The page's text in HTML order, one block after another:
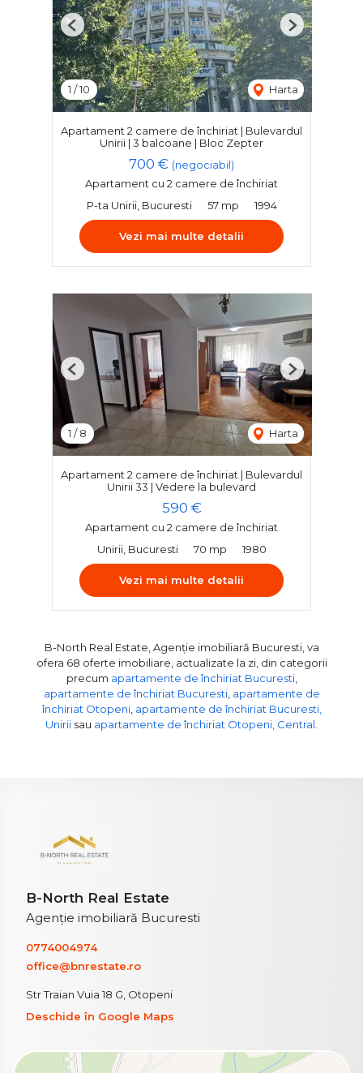
1 /10 Harta
Previous Next
Apartament 2 camere de închiriat | Bulevardul
Unirii | 3 balcoane | Bloc Zepter
700 € (negociabil)
Apartament cu 2 camere de închiriat
P-ta Unirii, Bucuresti
57 mp 1994
Vezi mai multe detalii
1 /8 Harta
Previous Next
Apartament 2 camere de închiriat | Bulevardul
Unirii 33 | Vedere la bulevard
590 €
Apartament cu 2 camere de închiriat
Unirii, Bucuresti
70 mp 1980
Vezi mai multe detalii
B-North Real Estate, Agenție imobiliară Bucuresti, va
ofera 68 oferte imobiliare, actualizate la zi, din categorii
precum apartamente de închiriat Bucuresti,
apartamente de închiriat Bucuresti, apartamente de
închiriat Otopeni, apartamente de închiriat Bucuresti,
Unirii sau apartamente de închiriat Otopeni, Central
B-North Real Estate
Agenție imobiliară Bucuresti
0774004974
office@bnrestate.ro
Str Traian Vuia 18 G, Otopeni
Deschide în Google Maps